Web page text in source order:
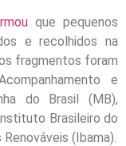
que pequenos
e recolhidos na
fragmentos foram
e
do Brasil (MB),
Brasileiro do
(Ibama).